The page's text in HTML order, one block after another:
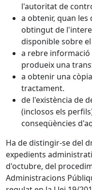
l'autoritat de
a obtenir, quan les
obtingut de
disponible sobre
a rebre informació
produeix una
a obtenir una
tractament.
de l'existència de
(inclosos els
conseqüències
Ha de distingir-se del
expedients
d'octubre, del
Administracions